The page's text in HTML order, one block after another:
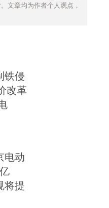
文章均为作者个人观点，
铁侵
改革
电动
将提